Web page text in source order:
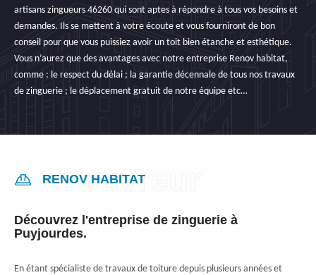
artisans zingueurs 46260 qui sont aptes à répondre à tous vos besoins et
demandes. Ils se mettent à votre écoute et vous fourniront de bon
conseil pour que vous puissiez avoir un toit bien étanche et esthétique.
Vous n’aurez que des avantages avec notre entreprise Renov habitat,
comme : le respect du délai ; la garantie décennale de tous nos travaux
de zinguerie ; le déplacement gratuit de notre équipe etc…
RENOV HABITAT
Découvrez l'entreprise de zinguerie à
Puyjourdes.
En étant spécialiste de travaux de toiture depuis plusieurs années et